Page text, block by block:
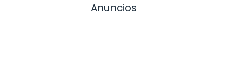
Anuncios